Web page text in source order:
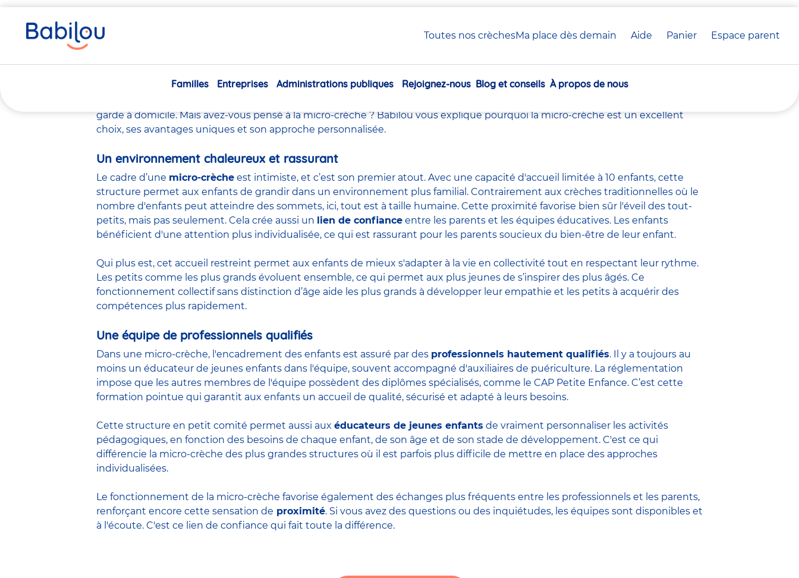
Toutes nos crèchesMa place dès demain Aide Panier crèche(s)
Espace parent
Navigation
Familles Entreprises Administrations publiques Rejoignez-nous Blog et conseils À propos de nous
êtes
ici
Bien évidemment, quand vient le moment dechoisir un mode de gardepour vos enfants, il est naturel de vouloir ce qu'il y a de
garde à domicile. Mais avez-vous pensé à la micro-crèche ?Babilouvous explique pourquoi la micro-crèche est un excellent
choix, ses avantages uniques et son approche personnalisée.
Un environnement chaleureux et rassurant
Le cadre d’une micro-crèche est intimiste, et c’est son premier atout. Avec une capacité d'accueil limitée à 10 enfants, cette
structure permet aux enfants de grandir dans un environnement plus familial. Contrairement aux crèches traditionnelles où le
nombre d'enfants peut atteindre des sommets, ici, tout est à taille humaine. Cette proximité favorise bien sûr l'éveil des tout-
petits, mais pas seulement. Cela crée aussi un lien de confiance entre les parents et les équipes éducatives. Les enfants
bénéficient d'une attention plus individualisée, ce qui est rassurant pour les parents soucieux du bien-être de leur enfant.
Qui plus est, cet accueil restreint permet aux enfants de mieux s'adapter à la vie en collectivité tout en respectant leur rythme.
Les petits comme les plus grands évoluent ensemble, ce qui permet aux plus jeunes de s’inspirer des plus âgés. Ce
fonctionnement collectif sans distinction d’âge aide les plus grands à développer leur empathie et les petits à acquérir des
compétences plus rapidement.
Une équipe de professionnels qualifiés
Dans une micro-crèche, l'encadrement des enfants est assuré par des professionnels hautement qualifiés. Il y a toujours au
moins un éducateur de jeunes enfants dans l'équipe, souvent accompagné d'auxiliaires de puériculture. La réglementation
impose que les autres membres de l'équipe possèdent des diplômes spécialisés, comme le CAP Petite Enfance. C’est cette
formation pointue qui garantit aux enfants un accueil de qualité, sécurisé et adapté à leurs besoins.
Cette structure en petit comité permet aussi aux éducateurs de jeunes enfants de vraiment personnaliser les activités
pédagogiques, en fonction des besoins de chaque enfant, de son âge et de son stade de développement. C'est ce qui
différencie la micro-crèche des plus grandes structures où il est parfois plus difficile de mettre en place des approches
individualisées.
Le fonctionnement de la micro-crèche favorise également des échanges plus fréquents entre les professionnels et les parents,
renforçant encore cette sensation de proximité. Si vous avez des questions ou des inquiétudes, les équipes sont disponibles et
à l'écoute. C'est ce lien de confiance qui fait toute la différence.